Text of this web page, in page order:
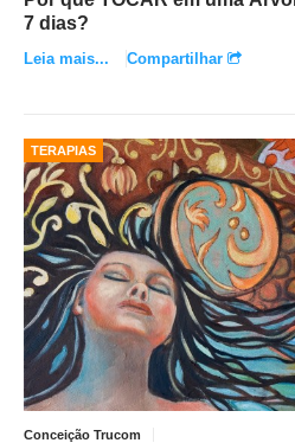
7 dias?
Leia mais... Compartilhar
TERAPIAS
Conceição Trucom